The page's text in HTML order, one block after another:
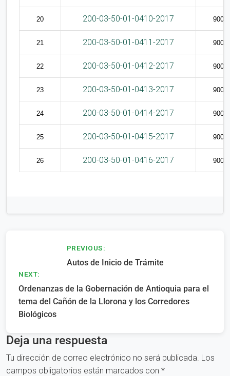
20 200-03-50-01-0410-2017
21 200-03-50-01-0411-2017
22 200-03-50-01-0412-2017
23 200-03-50-01-0413-2017
24 200-03-50-01-0414-2017
25 200-03-50-01-0415-2017
26 200-03-50-01-0416-2017
Navegación
entradas
PREVIOUS:
Autos de Inicio de Trámite
NEXT:
Ordenanzas de la Gobernación de Antioquia para el
tema del Cañón de la Llorona y los Corredores
Biológicos
Deja una respuesta
Tu dirección de correo electrónico no será publicada. Los
campos obligatorios están marcados con *